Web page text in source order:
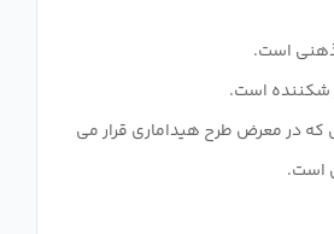
که در معرض طرح هیداماری قرار می